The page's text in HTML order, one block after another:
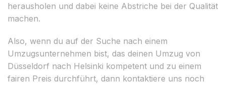
herausholen und dabei keine Abstriche bei der Qualität
machen.
Also, wenn du auf der Suche nach einem
Umzugsunternehmen bist, das deinen Umzug von
Düsseldorf nach Helsinki kompetent und zu einem
fairen Preis durchführt, dann kontaktiere uns noch